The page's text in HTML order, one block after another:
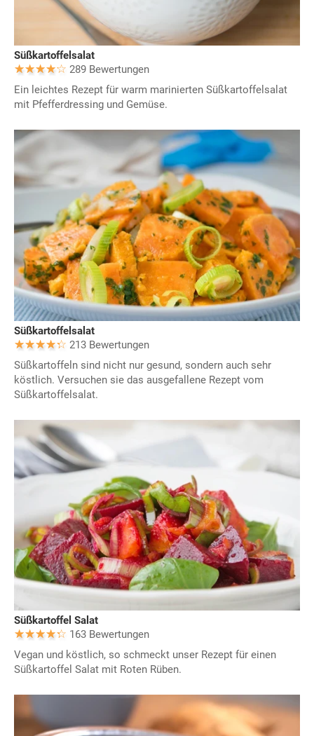
Süßkartoffelsalat
289 Bewertungen
Ein leichtes Rezept für warm marinierten Süßkartoffelsalat
mit Pfefferdressing und Gemüse.
Süßkartoffelsalat
213 Bewertungen
Süßkartoffeln sind nicht nur gesund, sondern auch sehr
köstlich. Versuchen sie das ausgefallene Rezept vom
Süßkartoffelsalat.
Süßkartoffel Salat
163 Bewertungen
Vegan und köstlich, so schmeckt unser Rezept für einen
Süßkartoffel Salat mit Roten Rüben.